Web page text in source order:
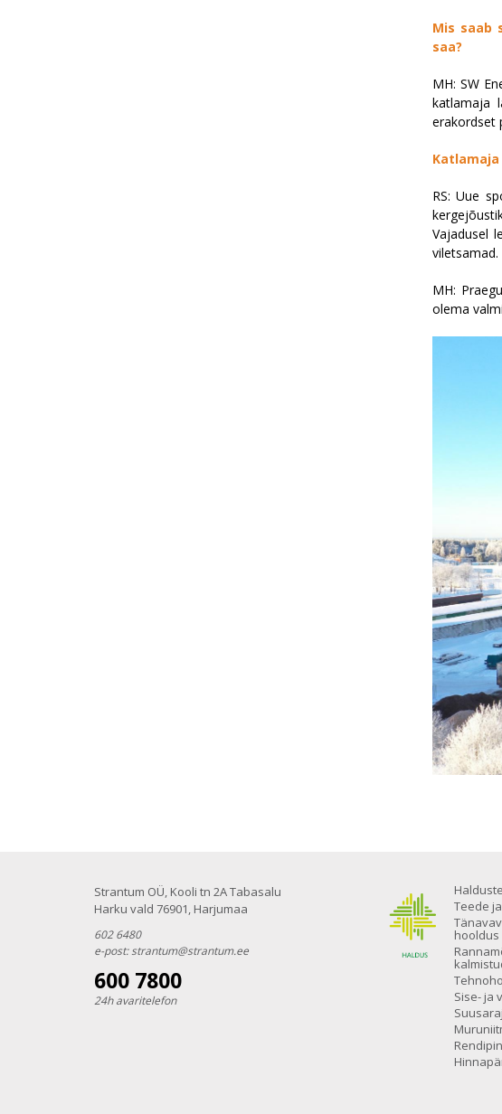
Mis saab
saa?
MH: SW
katlamaja
erakordset
RS: Uue
Vajadusel
viletsamad.
MH:
olema
Teede
hooldus
Sise- ja
Strantum OÜ, Kooli tn 2A Tabasalu
Harku vald 76901, Harjumaa
602 6480
e-post:strantum@strantum.ee
600 7800
24h avaritelefon